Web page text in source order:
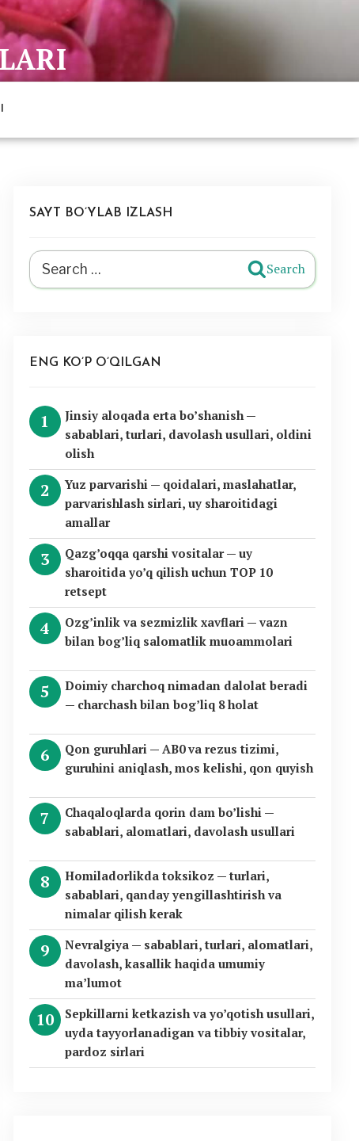
SAYT BO’YLAB IZLASH
Search
for:
Search
ENG KO’P O’QILGAN
Jinsiy aloqada erta bo’shanish —
sabablari, turlari, davolash usullari, oldini
olish
Yuz parvarishi — qoidalari, maslahatlar,
parvarishlash sirlari, uy sharoitidagi
amallar
Qazg’oqqa qarshi vositalar — uy
sharoitida yo’q qilish uchun TOP 10
retsept
Ozg’inlik va sezmizlik xavflari — vazn
bilan bog’liq salomatlik muoammolari
Doimiy charchoq nimadan dalolat beradi
— charchash bilan bog’liq 8 holat
Qon guruhlari — AB0 va rezus tizimi,
guruhini aniqlash, mos kelishi, qon quyish
Chaqaloqlarda qorin dam bo’lishi —
sabablari, alomatlari, davolash usullari
Homiladorlikda toksikoz — turlari,
sabablari, qanday yengillashtirish va
nimalar qilish kerak
Nevralgiya — sabablari, turlari, alomatlari,
davolash, kasallik haqida umumiy
ma’lumot
Sepkillarni ketkazish va yo’qotish usullari,
uyda tayyorlanadigan va tibbiy vositalar,
pardoz sirlari